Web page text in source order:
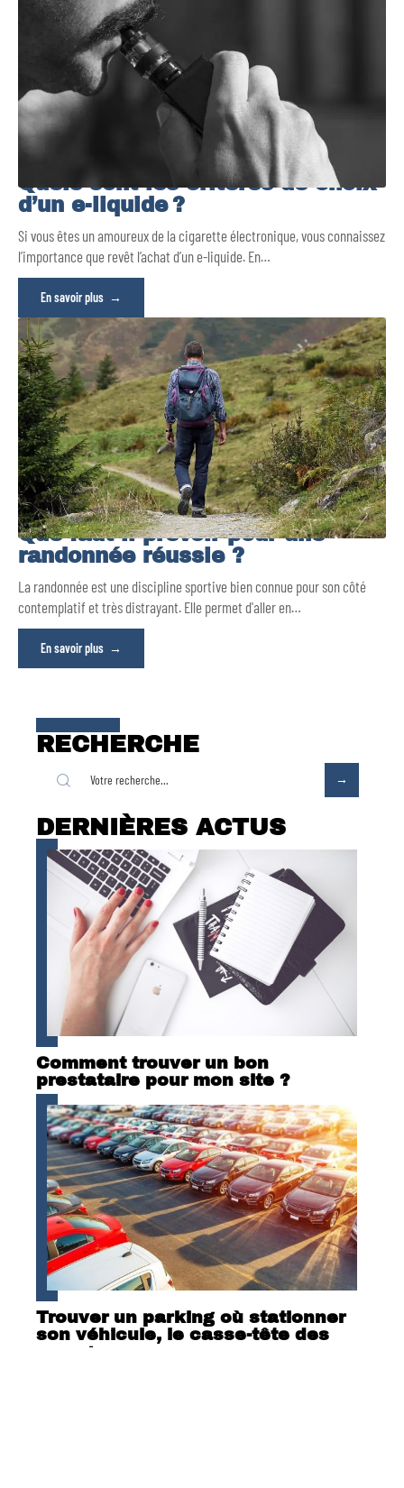
Quels sont les critères de choix
d’un e-liquide ?
Si vous êtes un amoureux de la cigarette électronique, vous connaissez
l’importance que revêt l’achat d’un e-liquide. En…
En savoir plus
Que faut-il prévoir pour une
randonnée réussie ?
La randonnée est une discipline sportive bien connue pour son côté
contemplatif et très distrayant. Elle permet d'aller en…
En savoir plus
RECHERCHE
DERNIÈRES ACTUS
Comment trouver un bon
prestataire pour mon site ?
Trouver un parking où stationner
son véhicule, le casse-tête des
voyageurs